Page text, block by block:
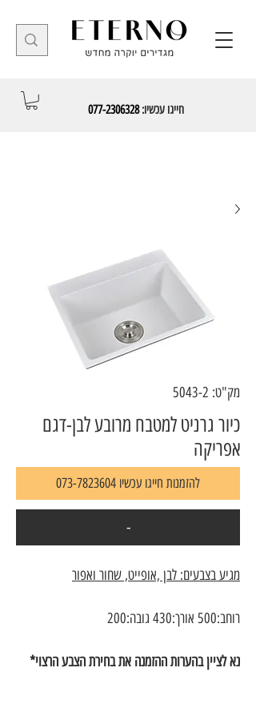
חייגו עכשיו:077-2306328
מק"ט: 5043-2
כיור גרניט למטבח מרובע לבן-דגם
אפריקה
להזמנות חייגו עכשיו 073-7823604
-
מגיע בצבעים: לבן ,אופייט, שחור ואפור
רוחב:500 אורך:430 גובה:200
נא לציין בהערות ההזמנה את בחירת הצבע הרצוי*